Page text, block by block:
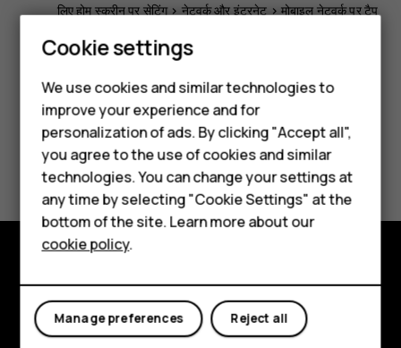
Smartphones
Feature phones
Phones for kids
Accessories
HMD Terra M
For business
Tablets
लिए होम स्क्रीन परसेटिंग>नेटवर्क और इंटरनेट>मोबाइल नेटवर्कपर टैप
Did you find this helpful?
Yes No
Explore
About
Cookie settings
We use cookies and similar technologies to
improve your experience and for
personalization of ads. By clicking "Accept all",
you agree to the use of cookies and similar
technologies. You can change your settings at
any time by selecting "Cookie Settings" at the
bottom of the site. Learn more about our
cookie policy.
Reject all
Manage preferences